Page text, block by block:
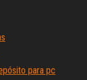
para pc